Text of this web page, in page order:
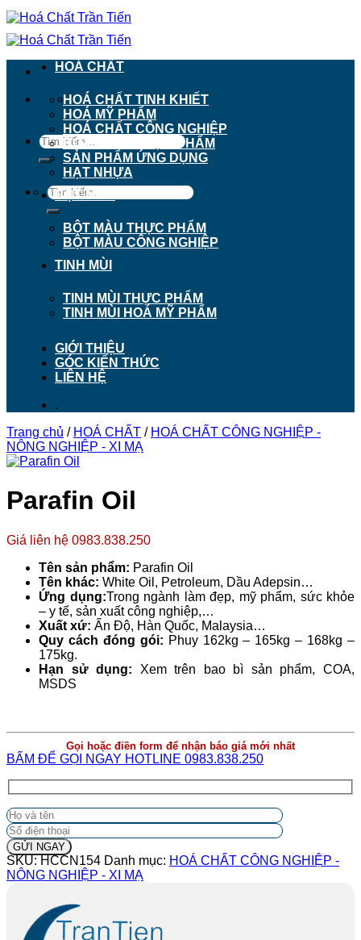
Chuyển
đến
nội
911 - 913 Nguyễn Trãi, Phường Chợ Lớn, TP.
Hồ Chí Minh
Tìm
kiếm:
Tìm
kiếm:
HOÁ CHẤT
HOÁ CHẤT TINH KHIẾT
HOÁ MỸ PHẨM
HOÁ CHẤT CÔNG NGHIỆP
HOÁ CHẤT THỰC PHẨM
SẢN PHẨM ỨNG DỤNG
HẠT NHỰA
BỘT MÀU
BỘT MÀU THỰC PHẨM
BỘT MÀU CÔNG NGHIỆP
TINH MÙI
TINH MÙI THỰC PHẨM
TINH MÙI HOÁ MỸ PHẨM
GIỚI THIỆU
GÓC KIẾN THỨC
LIÊN HỆ
.
Trang chủ / HOÁ CHẤT / HOÁ CHẤT CÔNG NGHIỆP -
NÔNG NGHIỆP - XI MẠ
Parafin Oil
Giá liên hệ 0983.838.250
Tên sản phẩm: Parafin Oil
Tên khác: White Oil, Petroleum, Dầu Adepsin…
Ứng dụng:Trong ngành làm đẹp, mỹ phẩm, sức khỏe
– y tế, sản xuất công nghiệp,…
Xuất xứ: Ấn Độ, Hàn Quốc, Malaysia…
Quy cách đóng gói: Phuy 162kg – 165kg – 168kg –
175kg.
Hạn sử dụng: Xem trên bao bì sản phẩm, COA,
MSDS
Gọi hoặc điền form để nhận báo giá mới nhất
BẤM ĐỂ GỌI NGAY HOTLINE 0983.838.250
SKU: HCCN154 Danh mục: HOÁ CHẤT CÔNG NGHIỆP -
NÔNG NGHIỆP - XI MẠ